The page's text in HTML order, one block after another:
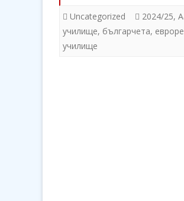
Uncategorized 2024/25,
училище, българчета,
училище